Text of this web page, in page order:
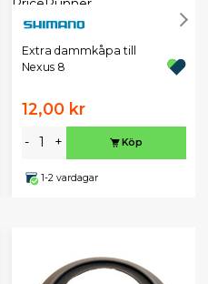
Extra dammkåpa till
Nexus 8
12,00 kr
- + Köp
1-2 vardagar